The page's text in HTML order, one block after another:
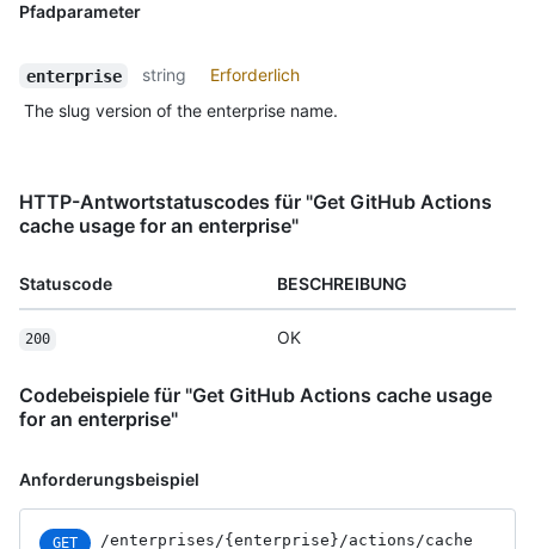
Pfadparameter
enterprise string
Erforderlich
The slug version of the enterprise name.
HTTP-Antwortstatuscodes für "Get GitHub Actions
cache usage for an enterprise"
Statuscode BESCHREIBUNG
200 OK
Codebeispiele für "Get GitHub Actions cache usage
for an enterprise"
Anforderungsbeispiel
GET /enterprises/{enterprise}/actions/cache